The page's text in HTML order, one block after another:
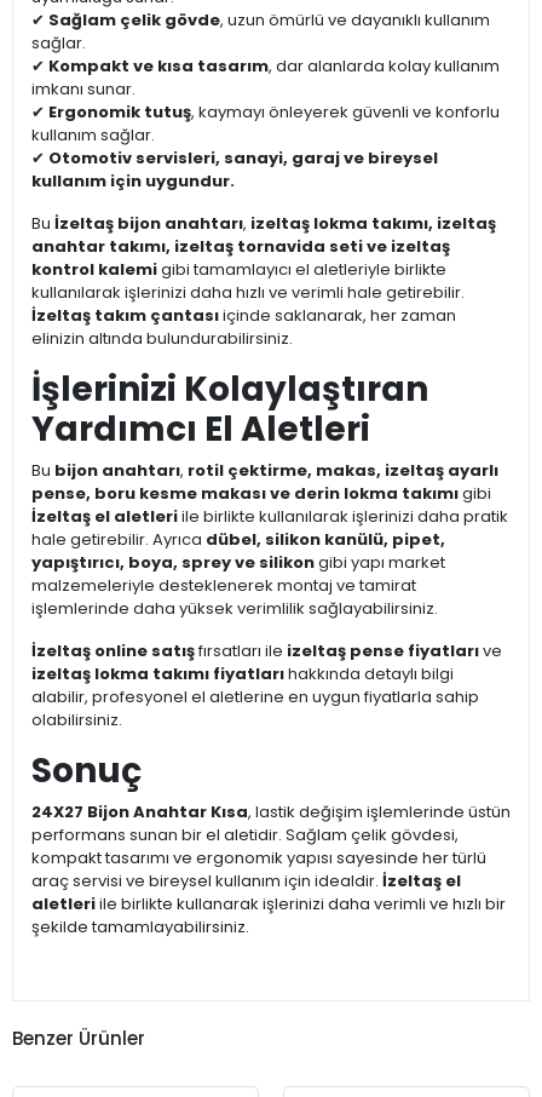
✔ Sağlam çelik gövde, uzun ömürlü ve dayanıklı kullanım
sağlar.
✔ Kompakt ve kısa tasarım, dar alanlarda kolay kullanım
imkanı sunar.
✔ Ergonomik tutuş, kaymayı önleyerek güvenli ve konforlu
kullanım sağlar.
✔ Otomotiv servisleri, sanayi, garaj ve bireysel
kullanım için uygundur.
Bu İzeltaş bijon anahtarı, izeltaş lokma takımı, izeltaş
anahtar takımı, izeltaş tornavida seti ve izeltaş
kontrol kalemigibi tamamlayıcı el aletleriyle birlikte
kullanılarak işlerinizi daha hızlı ve verimli hale getirebilir.
İzeltaş takım çantasıiçinde saklanarak, her zaman
elinizin altında bulundurabilirsiniz.
İşlerinizi Kolaylaştıran
Yardımcı El Aletleri
Bu bijon anahtarı, rotil çektirme, makas, izeltaş ayarlı
pense, boru kesme makası ve derin lokma takımıgibi
İzeltaş el aletleriile birlikte kullanılarak işlerinizi daha pratik
hale getirebilir. Ayrıca dübel, silikon kanülü, pipet,
yapıştırıcı, boya, sprey ve silikongibi yapı market
malzemeleriyle desteklenerek montaj ve tamirat
işlemlerinde daha yüksek verimlilik sağlayabilirsiniz.
İzeltaş online satışfırsatları ile izeltaş pense fiyatlarıve
izeltaş lokma takımı fiyatlarıhakkında detaylı bilgi
alabilir, profesyonel el aletlerine en uygun fiyatlarla sahip
olabilirsiniz.
Sonuç
24X27 Bijon Anahtar Kısa, lastik değişim işlemlerinde üstün
performans sunan bir el aletidir. Sağlam çelik gövdesi,
kompakt tasarımı ve ergonomik yapısı sayesinde her türlü
araç servisi ve bireysel kullanım için idealdir. İzeltaş el
aletleriile birlikte kullanarak işlerinizi daha verimli ve hızlı bir
şekilde tamamlayabilirsiniz.
Benzer Ürünler